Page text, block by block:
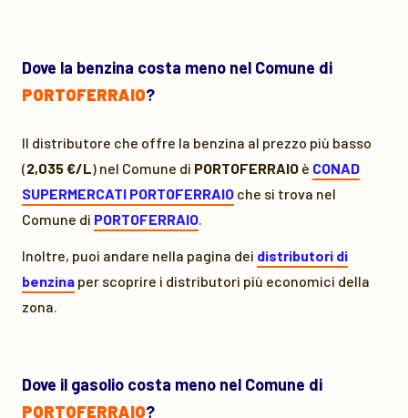
Dove la benzina costa meno nel Comune di
PORTOFERRAIO?
Il distributore che offre la benzina al prezzo più basso
(2,035 €/L) nel Comune di PORTOFERRAIO è CONAD
SUPERMERCATI PORTOFERRAIO che si trova nel
Comune di PORTOFERRAIO.
Inoltre, puoi andare nella pagina dei distributori di
benzina per scoprire i distributori più economici della
zona.
Dove il gasolio costa meno nel Comune di
PORTOFERRAIO?